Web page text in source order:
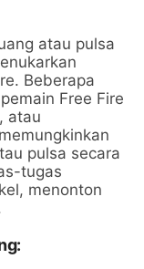
atau pulsa
Beberapa
Free Fire
, atau
pulsa secara
tugas
menonton